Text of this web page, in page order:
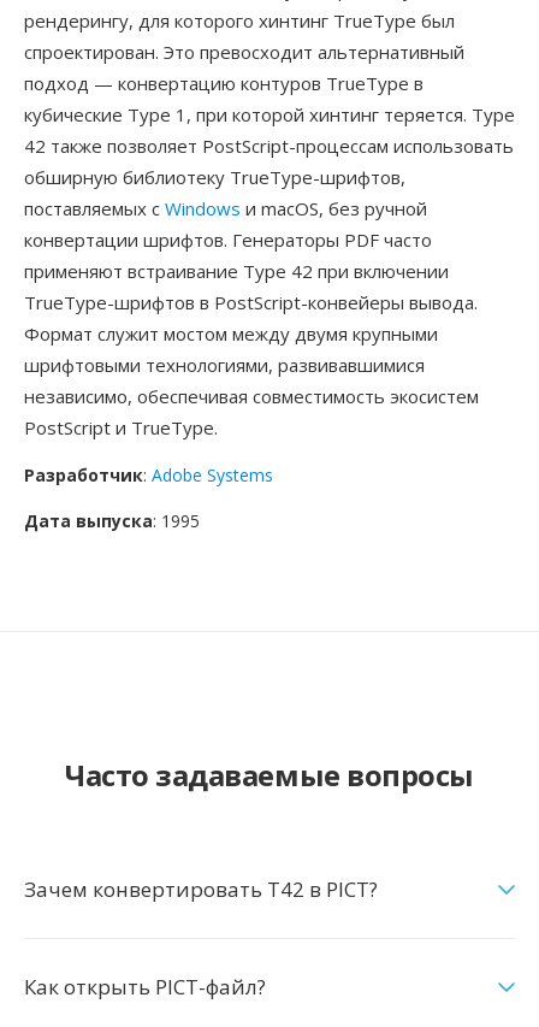
рендерингу, для которого хинтинг TrueType был
спроектирован. Это превосходит альтернативный
подход — конвертацию контуров TrueType в
кубические Type 1, при которой хинтинг теряется. Type
42 также позволяет PostScript-процессам использовать
обширную библиотеку TrueType-шрифтов,
поставляемых с Windows и macOS, без ручной
конвертации шрифтов. Генераторы PDF часто
применяют встраивание Type 42 при включении
TrueType-шрифтов в PostScript-конвейеры вывода.
Формат служит мостом между двумя крупными
шрифтовыми технологиями, развивавшимися
независимо, обеспечивая совместимость экосистем
PostScript и TrueType.
Разработчик: Adobe Systems
Дата выпуска: 1995
Часто задаваемые вопросы
Зачем конвертировать T42 в PICT?
Как открыть PICT-файл?